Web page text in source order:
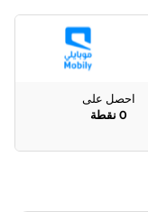
احصل على
0 نقطة